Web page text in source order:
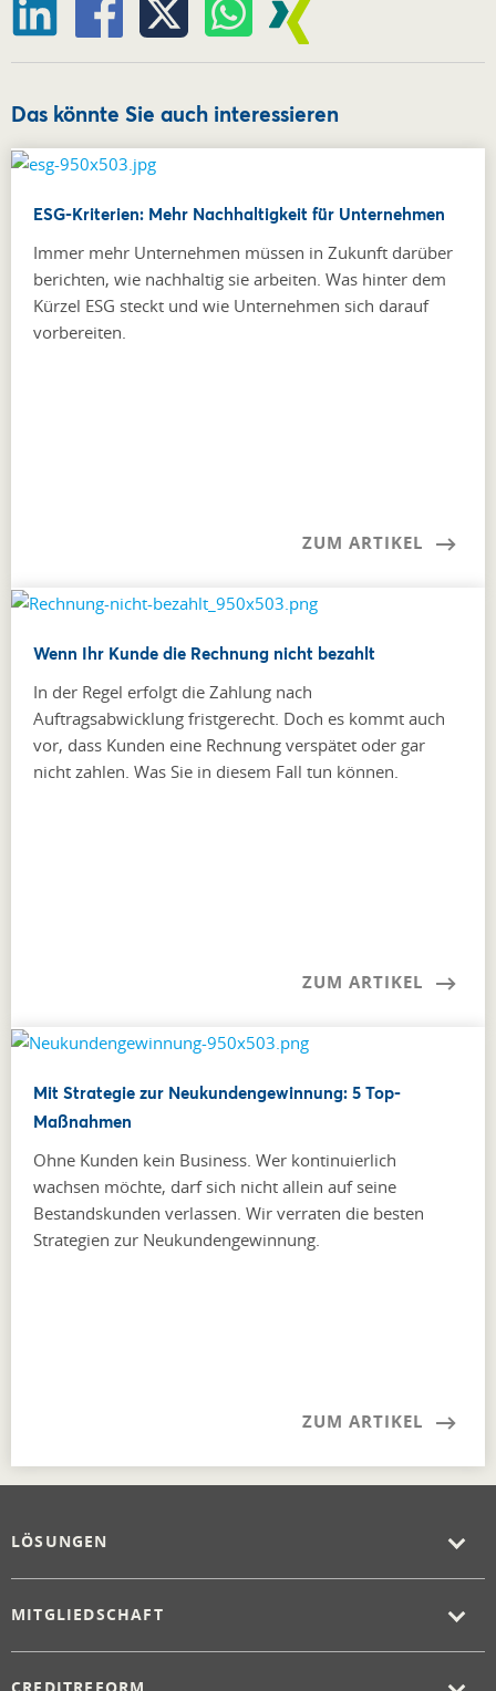
Das könnte Sie auch interessieren
ESG-Kriterien: Mehr Nachhaltigkeit für Unternehmen
Immer mehr Unternehmen müssen in Zukunft darüber
berichten, wie nachhaltig sie arbeiten. Was hinter dem
Kürzel ESG steckt und wie Unternehmen sich darauf
vorbereiten.
ZUM ARTIKEL
Wenn Ihr Kunde die Rechnung nicht bezahlt
In der Regel erfolgt die Zahlung nach
Auftragsabwicklung fristgerecht. Doch es kommt auch
vor, dass Kunden eine Rechnung verspätet oder gar
nicht zahlen. Was Sie in diesem Fall tun können.
ZUM ARTIKEL
Mit Strategie zur Neukundengewinnung: 5 Top-
Maßnahmen
Ohne Kunden kein Business. Wer kontinuierlich
wachsen möchte, darf sich nicht allein auf seine
Bestandskunden verlassen. Wir verraten die besten
Strategien zur Neukundengewinnung.
ZUM ARTIKEL
LÖSUNGEN
MITGLIEDSCHAFT